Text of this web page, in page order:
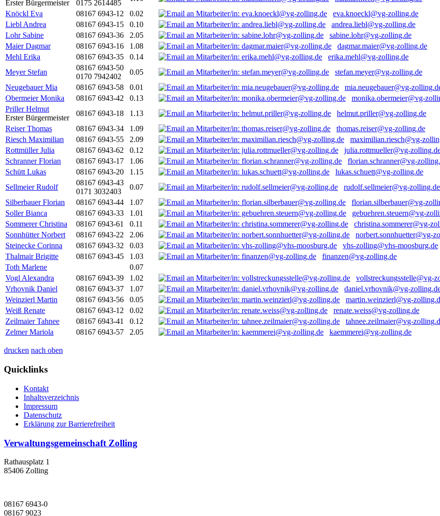
Erster Bürgermeister
0175 2614485
Knöckl Eva
08167 6943-12 0.02
eva.knoeckl@vg-zolling.de
Liebl Andrea
08167 6943-15 0.10
andrea.liebl@vg-zolling.de
Lohr Sabine
08167 6943-36 2.05
sabine.lohr@vg-zolling.de
Maier Dagmar
08167 6943-16 1.08
dagmar.maier@vg-zolling.de
Mehl Erika
08167 6943-35 0.14
erika.mehl@vg-zolling.de
Meyer Stefan
08167 6943-50
0170 7942402
0.05
stefan.meyer@vg-zolling.de
Neugebauer Mia
08167 6943-58 0.01
mia.neugebauer@vg-
Obermeier Monika
08167 6943-42 0.13
monika.obermeier@vg-
Priller Helmut
Erster Bürgermeister
08167 6943-18 1.13
helmut.priller@vg-zolling.de
Reiser Thomas
08167 6943-34 1.09
thomas.reiser@vg-zolling.de
Riesch Maximilian
08167 6943-55 2.09
maximilian.riesch@vg-
Rottmüller Julia
08167 6943-62 0.12
julia.rottmueller@vg-
Schranner Florian
08167 6943-17 1.06
florian.schranner@vg-
Schütt Lukas
08167 6943-20 1.15
lukas.schuett@vg-zolling.de
Sellmeier Rudolf
08167 6943-43
0171 3032403
0.07
rudolf.sellmeier@vg-zolling.de
Silberbauer Florian
08167 6943-44 1.07
florian.silberbauer@vg-
Soller Bianca
08167 6943-33 1.01
gebuehren.steuern@vg-
Sommerer Christina
08167 6943-61 0.11
christina.sommerer@vg-
Sonnhütter Norbert
08167 6943-22 2.06
norbert.sonnhuetter@vg-
Steinecke Corinna
08167 6943-32 0.03
vhs-zolling@vhs-moosburg.de
Thalmair Brigitte
08167 6943-45 1.03
finanzen@vg-zolling.de
Toth Marlene
0.07
Vogl Alexandra
08167 6943-39 1.02
vollstreckungsstelle@vg-
Vrhovnik Daniel
08167 6943-37 1.07
daniel.vrhovnik@vg-
Weinzierl Martin
08167 6943-56 0.05
martin.weinzierl@vg-
Weiß Renate
08167 6943-12 0.02
renate.weiss@vg-zolling.de
Zeilmaier Tahnee
08167 6943-41 0.12
tahnee.zeilmaier@vg-
Zelmer Mariola
08167 6943-57 2.05 kaemmerei@vg-zolling.de
drucken nach oben
Quicklinks
Kontakt
Inhaltsverzeichnis
Impressum
Datenschutz
Erklärung zur Barrierefreiheit
Verwaltungsgemeinschaft Zolling
Rathausplatz 1
85406 Zolling
08167 6943-0
08167 9023